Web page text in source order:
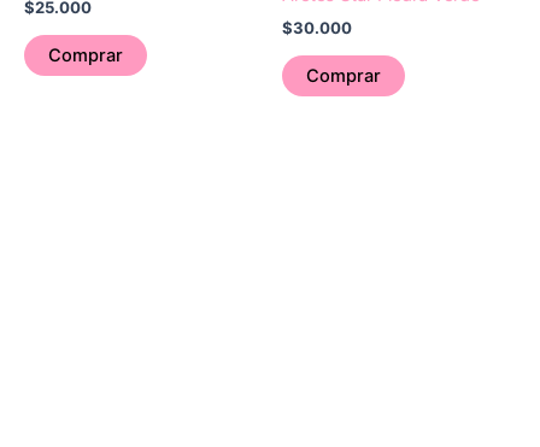
$25.000
Comprar
$30.000
Comprar